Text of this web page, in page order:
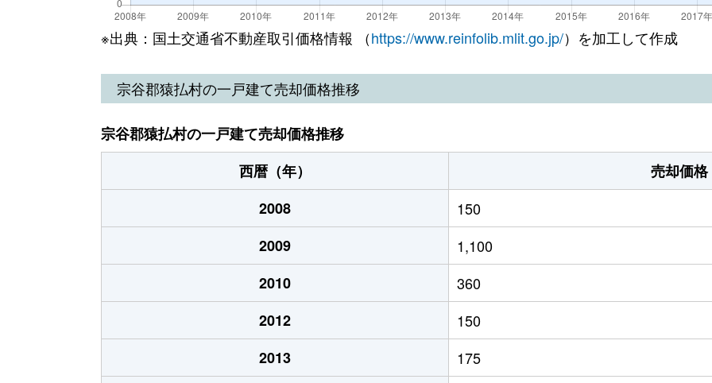
※出典：国土交通省不動産取引価格情報 （https://www.reinfolib.mlit.go.jp/）を加工して作成
宗谷郡猿払村の一戸建て売却価格推移
宗谷郡猿払村の一戸建て売却価格推移
西暦（年）
売却価
2008
150
2009
1,100
2010
360
2012
150
2013
175